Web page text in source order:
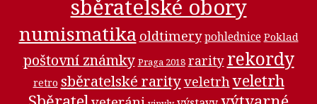
sběratelské obory
numismatika oldtimery pohlednice Poklad
poštovní známky Praga 2018 rarity rekordy
retro sběratelské rarityveletrhveletrh